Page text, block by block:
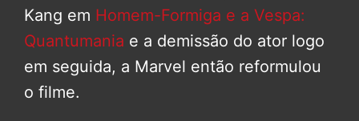
Kang em Homem-Formiga e a Vespa:
Quantumania e a demissão do ator logo
em seguida, a Marvel então reformulou
o filme.